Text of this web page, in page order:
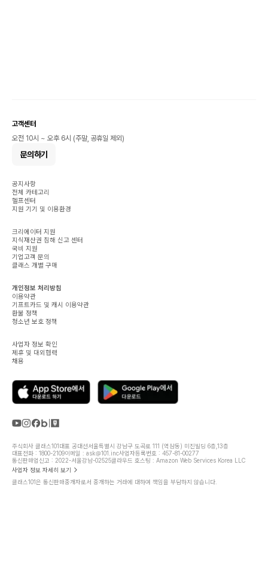
고객센터
오전 10시 ~ 오후 6시 (주말, 공휴일 제외)
문의하기
공지사항
전체 카테고리
헬프센터
지원 기기 및 이용환경
크리에이터 지원
지식재산권 침해 신고 센터
국비 지원
기업고객 문의
클래스 개별 구매
개인정보 처리방침
이용약관
기프트카드 및 캐시 이용약관
환불 정책
청소년 보호 정책
사업자 정보 확인
제휴 및 대외협력
채용
주식회사 클래스101 대표 공대선서울특별시 강남구 도곡로 111 (역삼동) 미진빌딩 6층,13층
대표전화 : 1800-2109이메일 : ask@101.inc사업자등록번호 : 457-81-00277
통신판매업신고 : 2022-서울강남-02525클라우드 호스팅 : Amazon Web Services Korea LLC
사업자 정보 자세히 보기
클래스101은 통신판매중개자로서 중개하는 거래에 대하여 책임을 부담하지 않습니다.